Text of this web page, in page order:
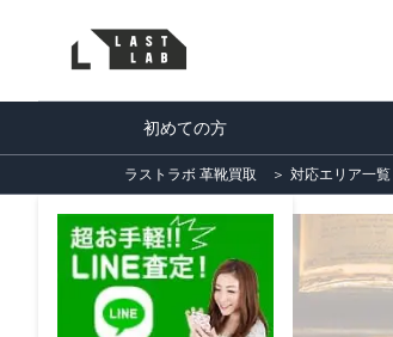
初めての方
ラストラボ 革靴買取 ＞ 対応エリア一覧